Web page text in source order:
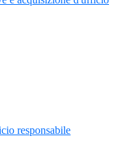
responsabile